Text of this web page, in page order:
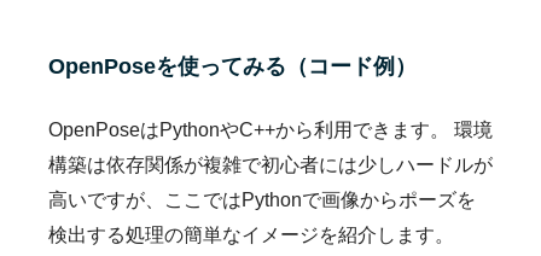
OpenPoseを使ってみる（コード例）
OpenPoseはPythonやC++から利用できます。 環境
構築は依存関係が複雑で初心者には少しハードルが
高いですが、ここではPythonで画像からポーズを
検出する処理の簡単なイメージを紹介します。